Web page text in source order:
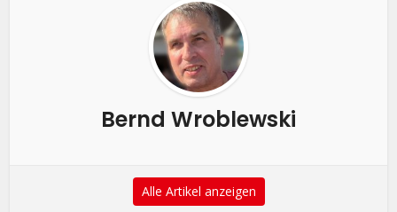
Bernd Wroblewski
Alle Artikel anzeigen